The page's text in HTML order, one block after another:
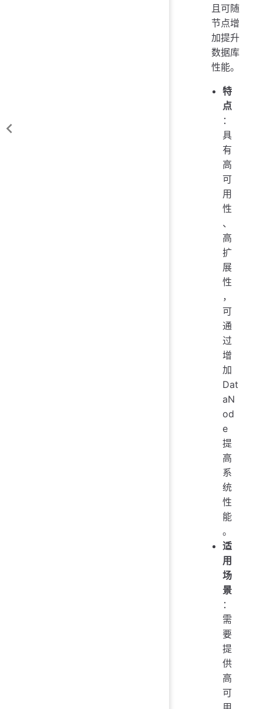
且可随
节点增
加提升
数据库
性能。
特
点
：
具
有
高
可
用
性
、
高
扩
展
性
，
可
通
过
增
加
Dat
aN
od
e
提
高
系
统
性
能
。
适
用
场
景
：
需
要
提
供
高
可